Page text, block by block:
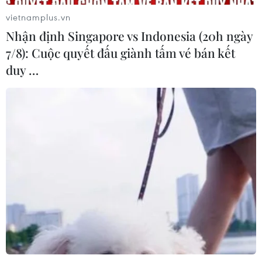
CƠ QUAN CHỦ QUẢN: THÔNG TẤN XÃ VIỆT NAM
Phó Tổng Biên tập: NGUYỄN THỊ TÁM, KHÚC THANH
Sở hữu trí tuệ
Quy định sử dụng
RSS
Ngôn ngữ
vietnamplus.vn
Nhận định Singapore vs Indonesia (20h ngày
7/8): Cuộc quyết đấu giành tấm vé bán kết
duy …